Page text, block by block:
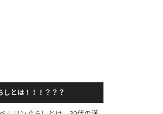
しとは！！！？？？